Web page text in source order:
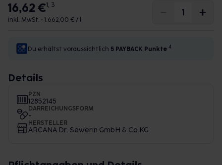
16,62 €1, 3
inkl. MwSt. • 1.662,00 € / l
Du erhältst voraussichtlich 5 PAYBACK Punkte 4
Details
PZN
12852145
DARREICHUNGSFORM
-
HERSTELLER
ARCANA Dr. Sewerin GmbH & Co.KG